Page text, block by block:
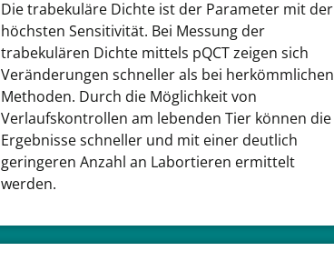
Die trabekuläre Dichte ist der Parameter mit der
höchsten Sensitivität. Bei Messung der
trabekulären Dichte mittels pQCT zeigen sich
Veränderungen schneller als bei herkömmlichen
Methoden. Durch die Möglichkeit von
Verlaufskontrollen am lebenden Tier können die
Ergebnisse schneller und mit einer deutlich
geringeren Anzahl an Labortieren ermittelt
werden.